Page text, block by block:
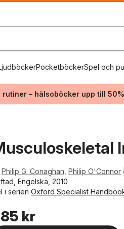
PocketböckerSpel och
rutiner – hälsoböcker upp till
Philip G. Conaghan Philip O'Connor
Engelska, 2010
i serien Oxford Specialist
kr